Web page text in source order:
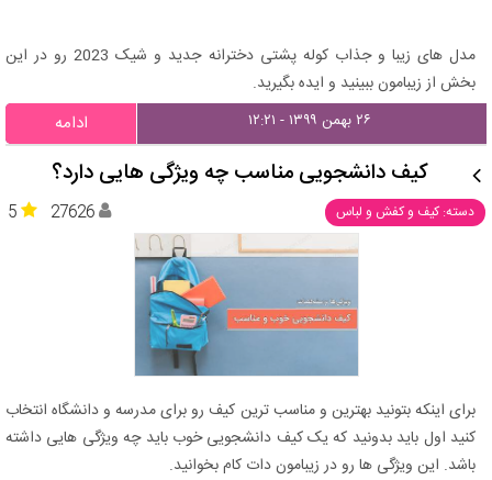
مدل های زیبا و جذاب کوله پشتی دخترانه جدید و شیک 2023 رو در این
بخش از زیبامون ببینید و ایده بگیرید.
۲۶ بهمن ۱۳۹۹ - ۱۲:۲۱ ادامه
کیف دانشجویی مناسب چه ویژگی هایی دارد؟
دسته: کیف و کفش و لباس 5 27626
برای اینکه بتونید بهترین و مناسب ترین کیف رو برای مدرسه و دانشگاه انتخاب
کنید اول باید بدونید که یک کیف دانشجویی خوب باید چه ویژگی هایی داشته
باشد. این ویژگی ها رو در زیبامون دات کام بخوانید.